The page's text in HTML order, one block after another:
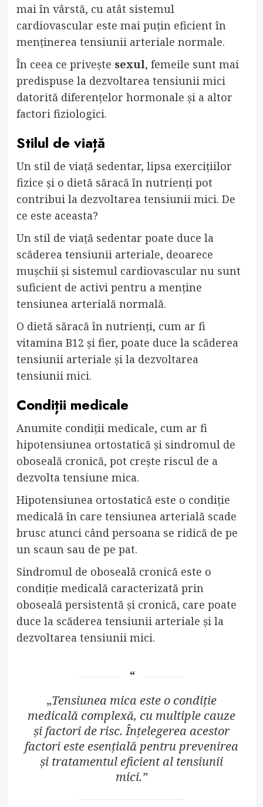
mai în vârstă, cu atât sistemul
cardiovascular este mai puțin eficient în
menținerea tensiunii arteriale normale.
În ceea ce privește sexul, femeile sunt mai
predispuse la dezvoltarea tensiunii mici
datorită diferențelor hormonale și a altor
factori fiziologici.
Stilul de viață
Un stil de viață sedentar, lipsa exercițiilor
fizice și o dietă săracă în nutrienți pot
contribui la dezvoltarea tensiunii mici. De
ce este aceasta?
Un stil de viață sedentar poate duce la
scăderea tensiunii arteriale, deoarece
mușchii și sistemul cardiovascular nu sunt
suficient de activi pentru a menține
tensiunea arterială normală.
O dietă săracă în nutrienți, cum ar fi
vitamina B12 și fier, poate duce la scăderea
tensiunii arteriale și la dezvoltarea
tensiunii mici.
Condiții medicale
Anumite condiții medicale, cum ar fi
hipotensiunea ortostatică și sindromul de
oboseală cronică, pot crește riscul de a
dezvolta tensiune mica.
Hipotensiunea ortostatică este o condiție
medicală în care tensiunea arterială scade
brusc atunci când persoana se ridică de pe
un scaun sau de pe pat.
Sindromul de oboseală cronică este o
condiție medicală caracterizată prin
oboseală persistentă și cronică, care poate
duce la scăderea tensiunii arteriale și la
dezvoltarea tensiunii mici.
„Tensiunea mica este o condiție
medicală complexă, cu multiple cauze
și factori de risc. Înțelegerea acestor
factori este esențială pentru prevenirea
și tratamentul eficient al tensiunii
mici.”